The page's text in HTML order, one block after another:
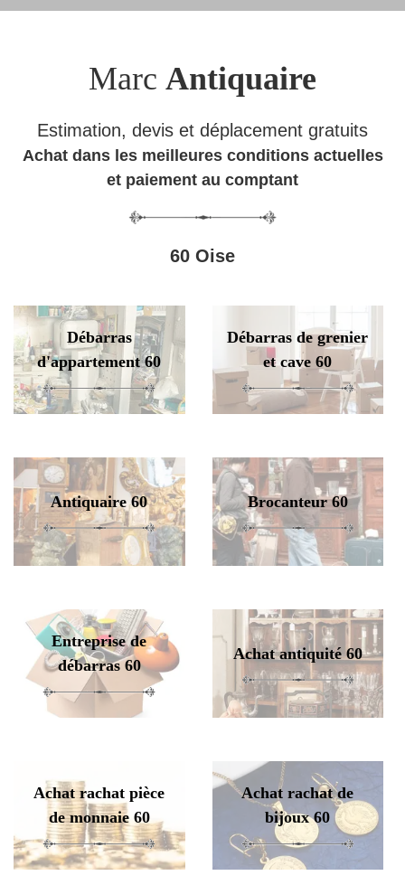
Marc Antiquaire
Estimation, devis et déplacement gratuits
Achat dans les meilleures conditions actuelles
et paiement au comptant
60 Oise
Débarras
d'appartement 60
Débarras de grenier
et cave 60
Antiquaire 60 Brocanteur 60
Entreprise de
débarras 60
Achat antiquité 60
Achat rachat pièce
de monnaie 60
Achat rachat de
bijoux 60